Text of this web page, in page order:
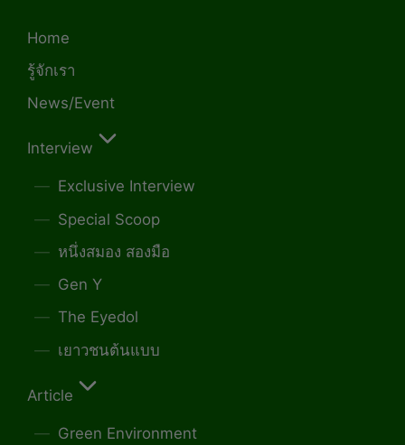
Home
รู้จักเรา
News/Event
Interview
Exclusive Interview
Special Scoop
หนึ่งสมอง สองมือ
Gen Y
The Eyedol
เยาวชนต้นแบบ
Article
Green Environment